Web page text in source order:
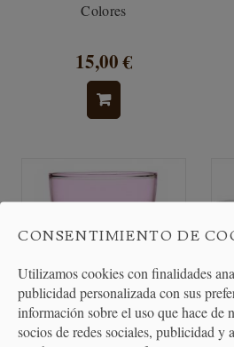
Colores
15,00 €
CONSENTIMIENTO DE
Utilizamos cookies con finalidades
publicidad personalizada con sus
información sobre el uso que hace de
socios de redes sociales, publicidad y